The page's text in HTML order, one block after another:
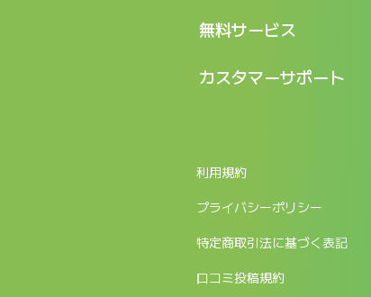
新着情報
ログイン
口コミ一覧
無料サービス
LINEで『Iパス ならし学習』
カスタマーサポート
返金申請フォーム
利用規約
プライバシーポリシー
特定商取引法に基づく表記
口コミ投稿規約